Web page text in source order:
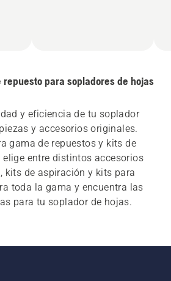
para sopladores de hojas
y eficiencia de tu soplador
y accesorios originales.
gama de repuestos y kits de
elige entre distintos accesorios
kits de aspiración y kits para
toda la gama y encuentra las
para tu soplador de hojas.